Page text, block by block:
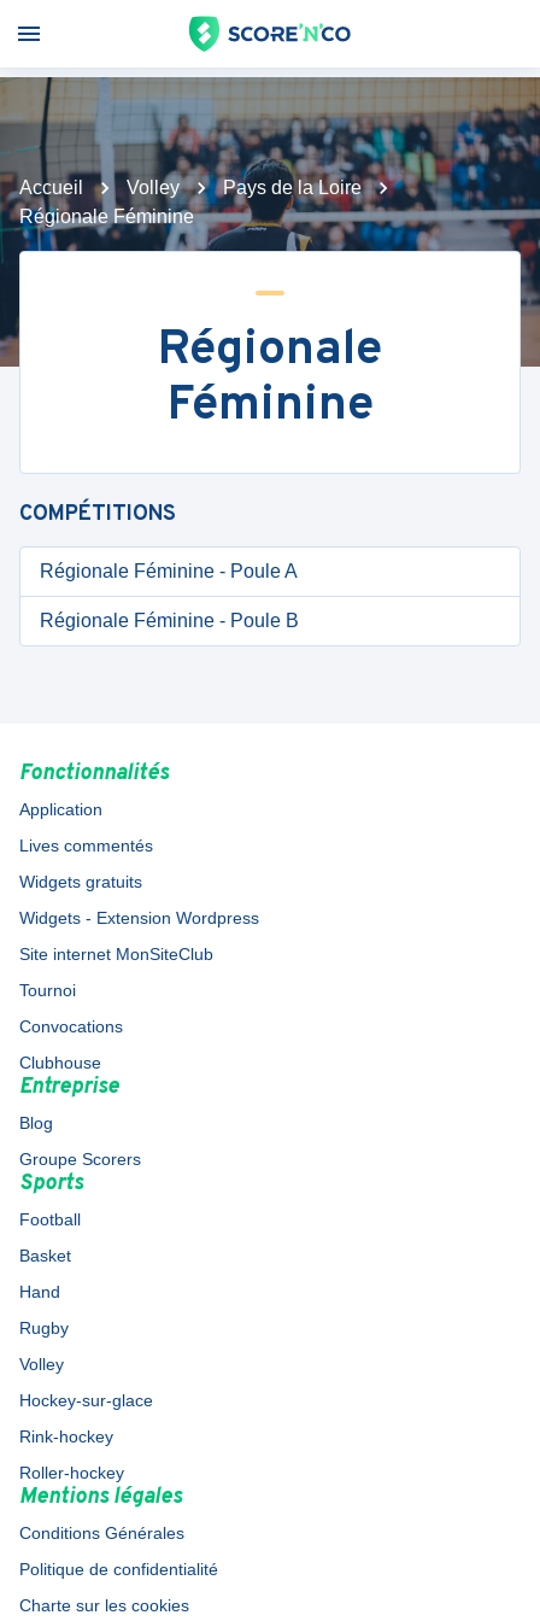
Accueil Volley
Pays de la Loire
Régionale Féminine
Régionale
Féminine
COMPÉTITIONS
Régionale Féminine - Poule A
Régionale Féminine - Poule B
Fonctionnalités
Application
Lives commentés
Widgets gratuits
Widgets - Extension Wordpress
Site internet MonSiteClub
Tournoi
Convocations
Clubhouse
Entreprise
Blog
Groupe Scorers
Sports
Football
Basket
Hand
Rugby
Volley
Hockey-sur-glace
Rink-hockey
Roller-hockey
Mentions légales
Conditions Générales
Politique de confidentialité
Charte sur les cookies